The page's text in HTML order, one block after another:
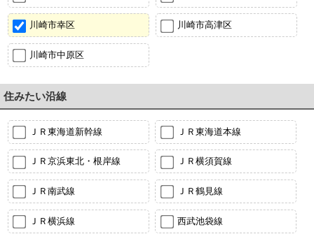
川崎市幸区 川崎市高津区
川崎市中原区
住みたい沿線
ＪＲ東海道新幹線 ＪＲ東海道本線
ＪＲ京浜東北・根岸線 ＪＲ横須賀線
ＪＲ南武線 ＪＲ鶴見線
ＪＲ横浜線 西武池袋線